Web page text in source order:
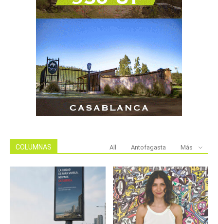
COLUMNAS All Antofagasta Más